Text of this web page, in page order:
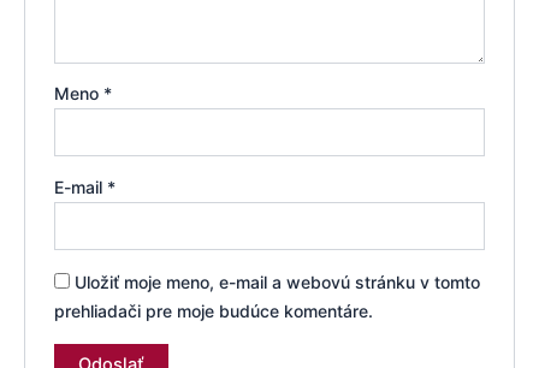
Meno *
E-mail *
Uložiť moje meno, e-mail a webovú stránku v tomto
prehliadači pre moje budúce komentáre.